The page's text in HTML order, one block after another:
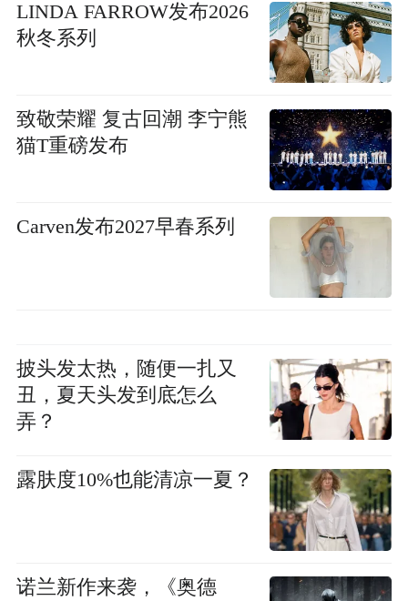
LINDA FARROW发布2026
秋冬系列
致敬荣耀 复古回潮 李宁熊
猫T重磅发布
Carven发布2027早春系列
披头发太热，随便一扎又
丑，夏天头发到底怎么
弄？
露肤度10%也能清凉一夏？
诺兰新作来袭，《奥德